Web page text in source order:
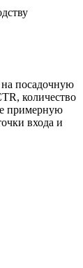
посадочную
количество
примерную
входа и